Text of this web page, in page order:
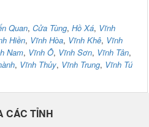
Quan, Cửa Tùng, Hồ Xá, Vĩnh
Hiền, Vĩnh Hòa, Vĩnh Khê, Vĩnh
Nam, Vĩnh Ô, Vĩnh Sơn, Vĩnh Tân,
, Vĩnh Thủy, Vĩnh Trung, Vĩnh Tú
CÁC TỈNH